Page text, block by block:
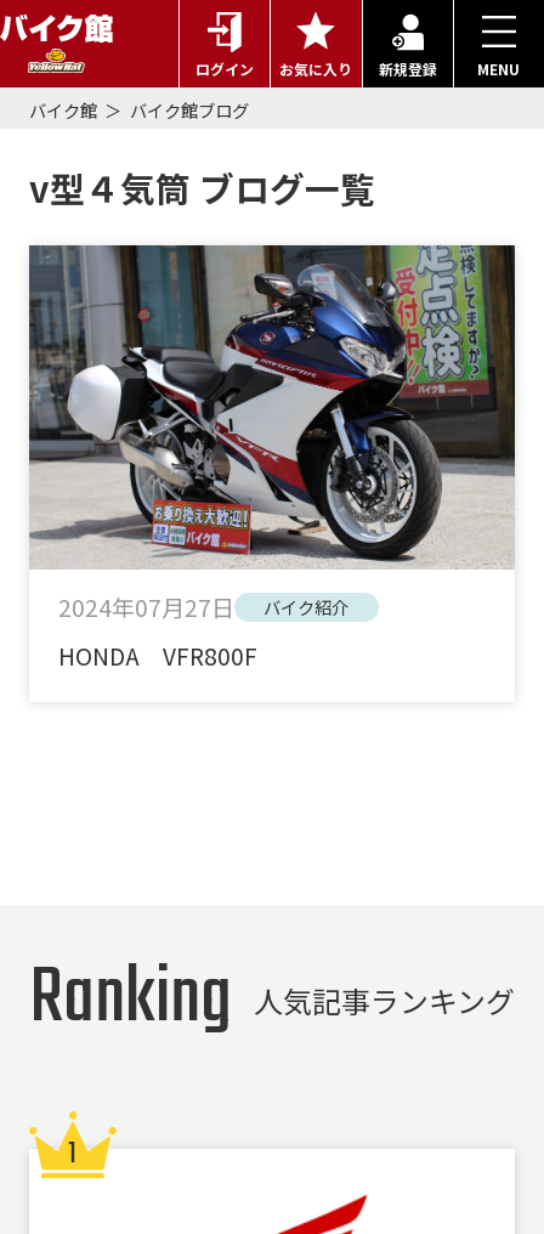
ログイン お気に入り 新規登録 MENU
バイク館 バイク館ブログ
v型４気筒 ブログ一覧
2024年07月27日 バイク紹介
HONDA VFR800F
Ranking 人気記事ランキング